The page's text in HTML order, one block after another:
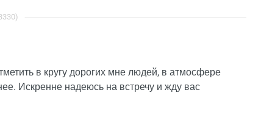
в кругу дорогих мне людей, в атмосфере
Искренне надеюсь на встречу и жду вас